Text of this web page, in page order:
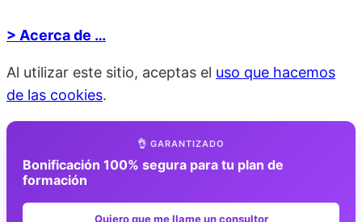
> Acerca de …
Al utilizar este sitio, aceptas el uso que hacemos
de las cookies.
👌 GARANTIZADO
Bonificación 100% segura para tu plan de
formación
Quiero que me llame un consultor